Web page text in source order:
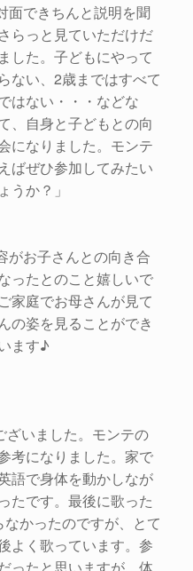
面できちんと説明を聞
らっと見ていただけだ
した。子どもにやって
ない、2歳まではすべて
はない・・・などな
、自身と子どもとの向
になりました。モンテ
ばぜひ参加してみたい
うか？」
がお子さんとの向き合
ったとのこと嬉しいで
家庭でお母さんが見て
の姿を見ることができ
ます♪
ざいました。モンテの
考になりました。家で
語で身体を動かしなが
たです。最後に歌った
かったのですが、とて
よく歌っています。参
ったと思いますが、体